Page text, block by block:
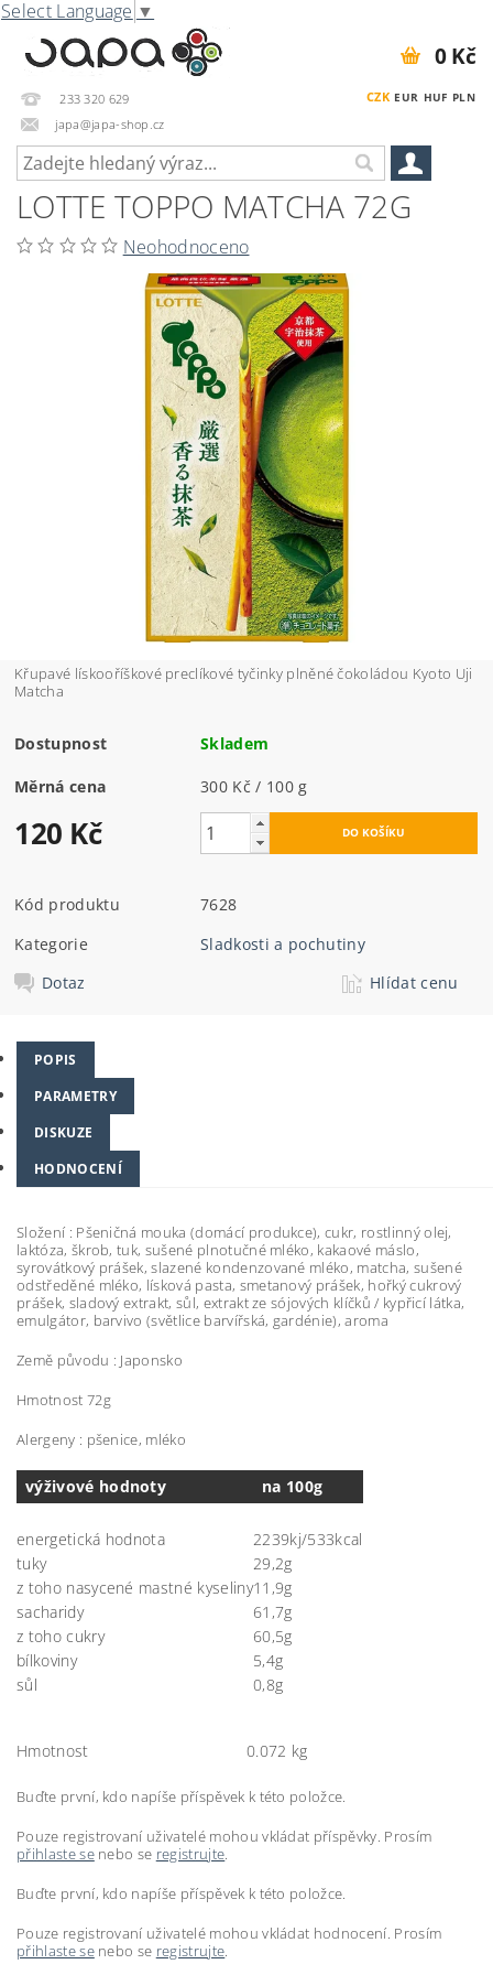
Select Language ▼
233 320 629
japa@japa-shop.cz
CZK EUR HUF PLN
0 Kč
LOTTE TOPPO MATCHA 72G
Neohodnoceno
Křupavé lískooříškové preclíkové tyčinky plněné čokoládou Kyoto Uji
Matcha
Dostupnost Skladem
Měrná cena 300 Kč / 100 g
120 Kč
Kód produktu
7628
Kategorie
Sladkosti a pochutiny
Dotaz
Hlídat cenu
POPIS
PARAMETRY
DISKUZE
HODNOCENÍ
Složení : Pšeničná mouka (domácí produkce), cukr, rostlinný olej,
laktóza, škrob, tuk, sušené plnotučné mléko, kakaové máslo,
syrovátkový prášek, slazené kondenzované mléko, matcha, sušené
odstředěné mléko, lísková pasta, smetanový prášek, hořký cukrový
prášek, sladový extrakt, sůl, extrakt ze sójových klíčků / kypřicí látka,
emulgátor, barvivo (světlice barvířská, gardénie), aroma
Země původu : Japonsko
Hmotnost 72g
Alergeny : pšenice, mléko
výživové hodnoty na 100g
energetická hodnota
2239kj/533kcal
tuky
29,2g
z toho nasycené mastné kyseliny11,9g
sacharidy
61,7g
z toho cukry
60,5g
bílkoviny
5,4g
sůl
0,8g
Hmotnost 0.072 kg
Buďte první, kdo napíše příspěvek k této položce.
Pouze registrovaní uživatelé mohou vkládat příspěvky. Prosím
přihlaste senebo se registrujte.
Buďte první, kdo napíše příspěvek k této položce.
Pouze registrovaní uživatelé mohou vkládat hodnocení. Prosím
přihlaste senebo se registrujte.